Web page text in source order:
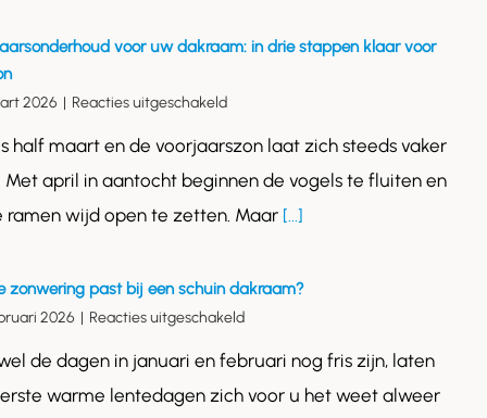
voor uw dakraam: in drie stappen klaar voor
2026 | Reacties uitgeschakeldvoor
voor
dakraam:
in
klaar
voor
de
zon
half maart en de voorjaarszon laat zich steeds vaker
Met april in aantocht beginnen de vogels te fluiten en
wijd open te zetten. Maar[...]
zonwering past bij een schuin dakraam?
2026 | Reacties uitgeschakeldvoor
zonwering
bij
de dagen in januari en februari nog fris zijn, laten
warme lentedagen zich voor u het weet alweer